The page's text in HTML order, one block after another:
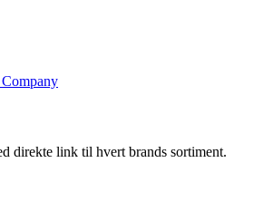
direkte link til hvert brands sortiment.